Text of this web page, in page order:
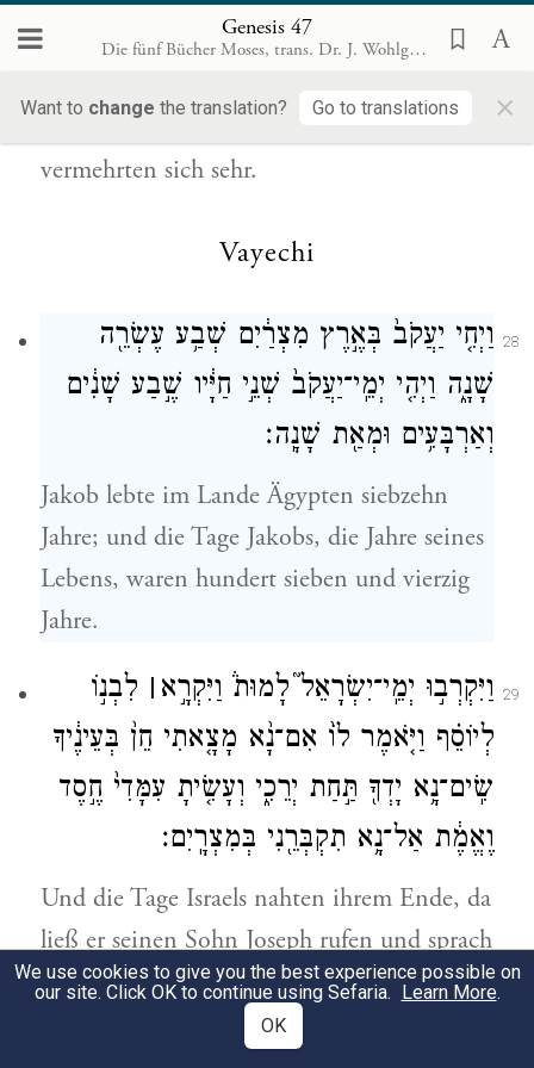
Genesis 47
Die fünf Bücher Moses, trans. Dr. J. Wohlgemuth, Rödelheim 1899 [de]
Want to change the translation? Go to translations ×
Israel aber blieb im Lande Ägypten, im
dort Eigentum, waren fruchtbar und
vermehrten sich sehr.
Vayechi
28 וַיְחִ֤י יַעֲקֹב֙ בְּאֶ֣רֶץ מִצְרַ֔יִם שְׁבַ֥ע עֶשְׂרֵ֖ה
שָׁנָ֑ה וַיְהִ֤י יְמֵֽי־יַעֲקֹב֙ שְׁנֵ֣י חַיָּ֔יו שֶׁ֣בַע שָׁנִ֔ים
וְאַרְבָּעִ֥ים וּמְאַ֖ת שָׁנָֽה׃
Jakob lebte im Lande Ägypten siebzehn
Jahre; und die Tage Jakobs, die Jahre seines
Lebens, waren hundert sieben und vierzig
Jahre.
29 וַיִּקְרְב֣וּ יְמֵֽי־יִשְׂרָאֵל֮ לָמוּת֒ וַיִּקְרָ֣א ׀ לִבְנ֣וֹ
לְיוֹסֵ֗ף וַיֹּ֤אמֶר לוֹ֙ אִם־נָ֨א מָצָ֤אתִי חֵן֙ בְּעֵינֶ֔יךָ
שִֽׂים־נָ֥א יָדְךָ֖ תַּ֣חַת יְרֵכִ֑י וְעָשִׂ֤יתָ עִמָּדִי֙ חֶ֣סֶד
וֶאֱמֶ֔ת אַל־נָ֥א תִקְבְּרֵ֖נִי בְּמִצְרָֽיִם׃
Und die Tage Israels nahten ihrem Ende, da
ließ er seinen Sohn Joseph rufen und sprach
zu ihm: Wenn ich Gnade in deinen Augen
gefunden habe, so lege doch deine Hand
We use cookies to give you the best experience possible on
our site. Click OK to continue using Sefaria. Learn More.
OK